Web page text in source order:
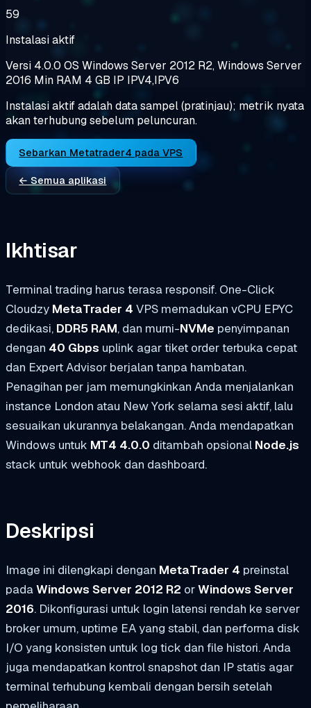
59
Instalasi aktif
Versi 4.0.0 OS Windows Server 2012 R2, Windows Server
2016 Min RAM 4 GB IP IPV4,IPV6
Instalasi aktif adalah data sampel (pratinjau); metrik nyata
akan terhubung sebelum peluncuran.
Sebarkan Metatrader4 pada VPS
← Semua aplikasi
Ikhtisar
Terminal trading harus terasa responsif. One-Click
Cloudzy MetaTrader 4 VPS memadukan vCPU EPYC
dedikasi, DDR5 RAM, dan murni-NVMe penyimpanan
dengan 40 Gbps uplink agar tiket order terbuka cepat
dan Expert Advisor berjalan tanpa hambatan.
Penagihan per jam memungkinkan Anda menjalankan
instance London atau New York selama sesi aktif, lalu
sesuaikan ukurannya belakangan. Anda mendapatkan
Windows untuk MT4 4.0.0 ditambah opsional Node.js
stack untuk webhook dan dashboard.
Deskripsi
Image ini dilengkapi dengan MetaTrader 4 preinstal
padaWindows Server 2012 R2 orWindows Server
2016. Dikonfigurasi untuk login latensi rendah ke server
broker umum, uptime EA yang stabil, dan performa disk
I/O yang konsisten untuk log tick dan file histori. Anda
juga mendapatkan kontrol snapshot dan IP statis agar
terminal terhubung kembali dengan bersih setelah